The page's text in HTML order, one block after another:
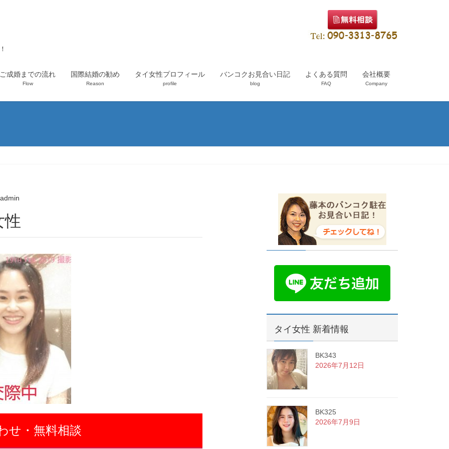
ご成婚までの流れ
Flow
国際結婚の勧め
Reason
タイ女性プロフィール
profile
バンコクお見合い日記
blog
よくある質問
FAQ
会社概要
Company
性
せ・無料相談
タイ女性 新着情報
BK343
2026年7月12日
BK325
2026年7月9日